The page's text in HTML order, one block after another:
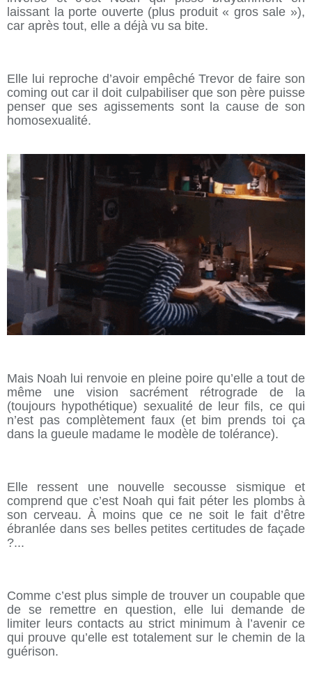
laissant la porte ouverte (plus produit « gros sale »),
car après tout, elle a déjà vu sa bite.
Elle lui reproche d’avoir empêché Trevor de faire son
coming out car il doit culpabiliser que son père puisse
penser que ses agissements sont la cause de son
homosexualité.
Mais Noah lui renvoie en pleine poire qu’elle a tout de
même une vision sacrément rétrograde de la
(toujours hypothétique) sexualité de leur fils, ce qui
n’est pas complètement faux (et bim prends toi ça
dans la gueule madame le modèle de tolérance).
Elle ressent une nouvelle secousse sismique et
comprend que c’est Noah qui fait péter les plombs à
son cerveau. À moins que ce ne soit le fait d’être
ébranlée dans ses belles petites certitudes de façade
?...
Comme c’est plus simple de trouver un coupable que
de se remettre en question, elle lui demande de
limiter leurs contacts au strict minimum à l’avenir ce
qui prouve qu’elle est totalement sur le chemin de la
guérison.